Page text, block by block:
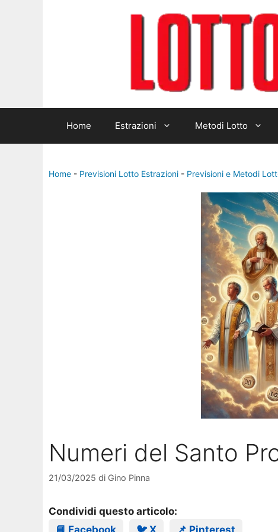
Home Estrazioni Metodi Lotto
Home - Previsioni Lotto Estrazioni - Previsioni e Metodi
Numeri del Santo
21/03/2025 di Gino Pinna
Condividi questo articolo: